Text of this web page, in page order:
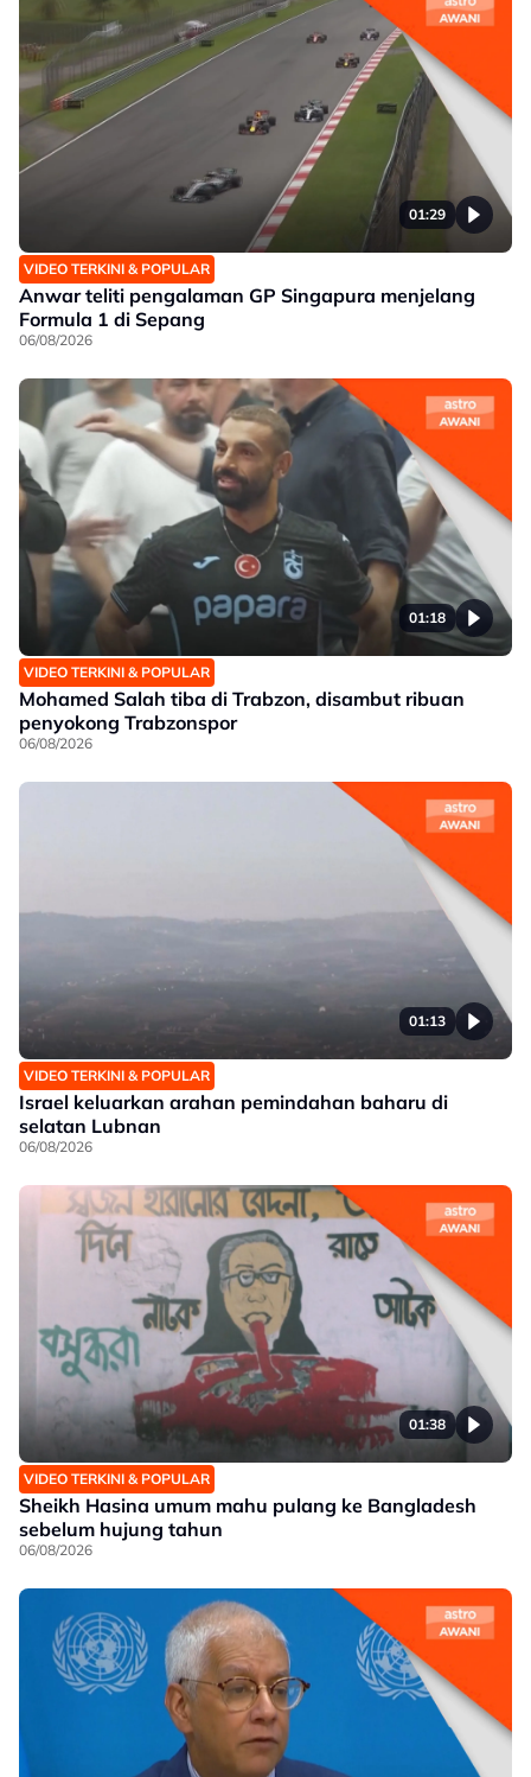
01:29
VIDEO TERKINI & POPULAR
Anwar teliti pengalaman GP Singapura menjelang
Formula 1 di Sepang
06/08/2026
01:18
VIDEO TERKINI & POPULAR
Mohamed Salah tiba di Trabzon, disambut ribuan
penyokong Trabzonspor
06/08/2026
01:13
VIDEO TERKINI & POPULAR
Israel keluarkan arahan pemindahan baharu di
selatan Lubnan
06/08/2026
01:38
VIDEO TERKINI & POPULAR
Sheikh Hasina umum mahu pulang ke Bangladesh
sebelum hujung tahun
06/08/2026